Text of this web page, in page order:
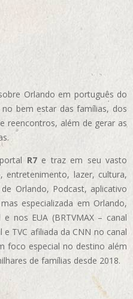
Orlando em português do
bem estar das famílias, dos
reencontros, além de gerar as
R7e traz em seu vasto
entretenimento, lazer, cultura,
Orlando, Podcast, aplicativo
especializada em Orlando,
nos EUA (BRTVMAX – canal
TVC afiliada da CNN no canal
foco especial no destino além
de famílias desde 2018.